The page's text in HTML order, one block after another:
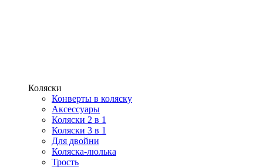
Коляски
Конверты в коляску
Аксессуары
Коляски 2 в 1
Коляски 3 в 1
Для двойни
Коляска-люлька
Трость